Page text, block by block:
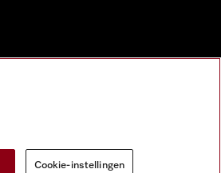
Cookie-instellingen